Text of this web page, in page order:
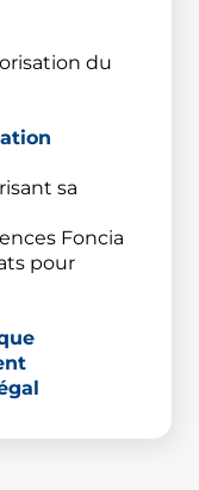
du
sa
Foncia
pour